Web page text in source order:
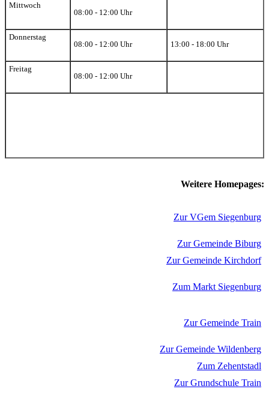
Mittwoch
08:00 - 12:00 Uhr
Donnerstag
08:00 - 12:00 Uhr
13:00 - 18:00 Uhr
Freitag
08:00 - 12:00 Uhr
Weitere Homepages:
Zur VGem Siegenburg
Zur Gemeinde Biburg
Zur Gemeinde Kirchdorf
Zum Markt Siegenburg
Zur Gemeinde Train
Zur Gemeinde Wildenberg
Zum Zehentstadl
Zur Grundschule Train